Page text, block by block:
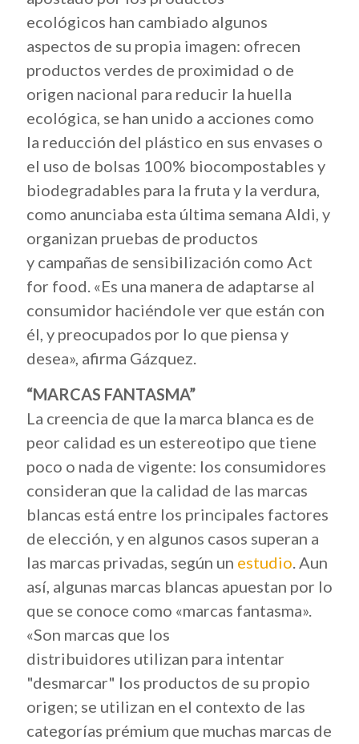
ecológicos han cambiado algunos
aspectos de su propia imagen: ofrecen
productos verdes de proximidad o de
origen nacional para reducir la huella
ecológica, se han unido a acciones como
la reducción del plástico en sus envases o
el uso de bolsas 100% biocompostables y
biodegradables para la fruta y la verdura,
como anunciaba esta última semana Aldi, y
organizan pruebas de productos
y campañas de sensibilización como Act
for food. «Es una manera de adaptarse al
consumidor haciéndole ver que están con
él, y preocupados por lo que piensa y
desea», afirma Gázquez.
“MARCAS FANTASMA”
La creencia de que la marca blanca es de
peor calidad es un estereotipo que tiene
poco o nada de vigente: los consumidores
consideran que la calidad de las marcas
blancas está entre los principales factores
de elección, y en algunos casos superan a
las marcas privadas, según un estudio. Aun
así, algunas marcas blancas apuestan por lo
que se conoce como «marcas fantasma».
«Son marcas que los
distribuidores utilizan para intentar
"desmarcar" los productos de su propio
origen; se utilizan en el contexto de las
categorías prémium que muchas marcas de